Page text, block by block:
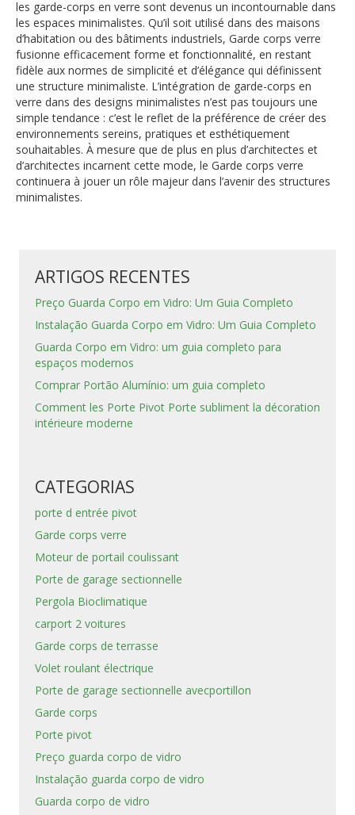
les garde-corps en verre sont devenus un incontournable dans
les espaces minimalistes. Qu’il soit utilisé dans des maisons
d’habitation ou des bâtiments industriels, Garde corps verre
fusionne efficacement forme et fonctionnalité, en restant
fidèle aux normes de simplicité et d’élégance qui définissent
une structure minimaliste. L’intégration de garde-corps en
verre dans des designs minimalistes n’est pas toujours une
simple tendance : c’est le reflet de la préférence de créer des
environnements sereins, pratiques et esthétiquement
souhaitables. À mesure que de plus en plus d’architectes et
d’architectes incarnent cette mode, le Garde corps verre
continuera à jouer un rôle majeur dans l’avenir des structures
minimalistes.
ARTIGOS RECENTES
Preço Guarda Corpo em Vidro: Um Guia Completo
Instalação Guarda Corpo em Vidro: Um Guia Completo
Guarda Corpo em Vidro: um guia completo para
espaços modernos
Comprar Portão Alumínio: um guia completo
Comment les Porte Pivot Porte subliment la décoration
intérieure moderne
CATEGORIAS
porte d entrée pivot
Garde corps verre
Moteur de portail coulissant
Porte de garage sectionnelle
Pergola Bioclimatique
carport 2 voitures
Garde corps de terrasse
Volet roulant électrique
Porte de garage sectionnelle avecportillon
Garde corps
Porte pivot
Preço guarda corpo de vidro
Instalação guarda corpo de vidro
Guarda corpo de vidro